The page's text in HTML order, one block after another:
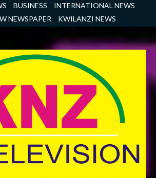
BUSINESS
INTERNATIONAL NEWS
NEWSPAPER
KWILANZI NEWS